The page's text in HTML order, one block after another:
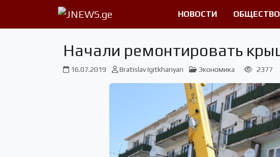
НОВОСТИ ОБЩЕСТВО
Начали ремонтировать
16.07.2019 Bratislav Igitkhanyan Экономика 2377